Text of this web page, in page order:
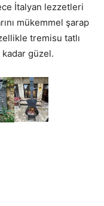
İtalyan lezzetleri
mükemmel şarap
tremisu tatlı
güzel.